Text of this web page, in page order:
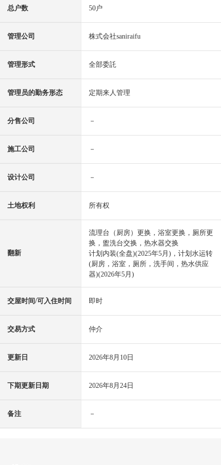
总户数 50户
管理公司 株式会社saniraifu
管理形式 全部委託
管理员的勤务形态 定期来人管理
分售公司 －
施工公司 －
设计公司 －
土地权利 所有权
翻新
流理台（厨房）更换，浴室更换，厕所更
换，盥洗台交换，热水器交换
计划内装(全盘)(2025年5月)，计划水运转
(厨房，浴室，厕所，洗手间，热水供应
器)(2026年5月)
交屋时间/可入住时间 即时
交易方式 仲介
更新日 2026年8月10日
下期更新日期 2026年8月24日
备注 －